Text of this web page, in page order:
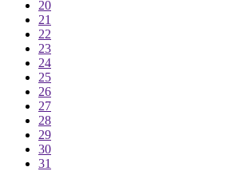
20
21
22
23
24
25
26
27
28
29
30
31